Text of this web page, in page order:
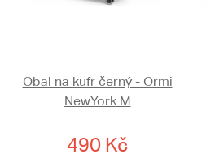
Obal na kufr černý - Ormi
NewYork M
490 Kč